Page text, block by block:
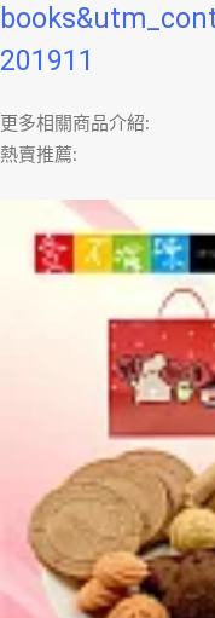
201911
更多相關商品介紹:
熱賣推薦: